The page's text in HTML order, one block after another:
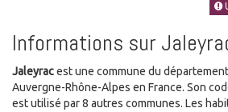
Informations sur
Jaleyracest une commune du
Auvergne-Rhône-Alpes en France. Son
est utilisé par 8 autres communes. Les